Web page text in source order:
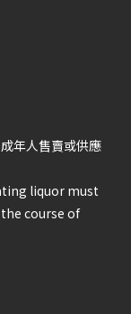
年人售賣或供應
liquor must
course of